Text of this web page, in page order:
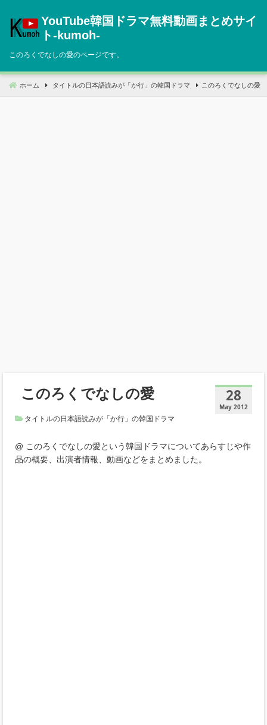
へ
動
YouTube韓国ドラマ無料動画まとめサイ
ト‐kumoh‐
このろくでなしの愛のページです。
ホーム タイトルの日本語読みが「か行」の韓国ドラマ このろくでなしの愛
28
May 2012
このろくでなしの愛
タイトルの日本語読みが「か行」の韓国ドラマ
@ このろくでなしの愛という韓国ドラマについてあらすじや作
品の概要、出演者情報、動画などをまとめました。